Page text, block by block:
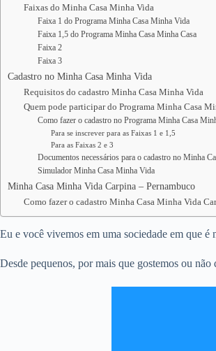
Faixas do Minha Casa Minha Vida
Faixa 1 do Programa Minha Casa Minha Vida
Faixa 1,5 do Programa Minha Casa Minha Casa
Faixa 2
Faixa 3
Cadastro no Minha Casa Minha Vida
Requisitos do cadastro Minha Casa Minha Vida
Quem pode participar do Programa Minha Casa
Como fazer o cadastro no Programa Minha Casa
Para se inscrever para as Faixas 1 e 1,5
Para as Faixas 2 e 3
Documentos necessários para o cadastro no Minha
Simulador Minha Casa Minha Vida
Minha Casa Minha Vida Carpina – Pernambuco
Como fazer o cadastro Minha Casa Minha Vida
Eu e você vivemos em uma sociedade em que
Desde pequenos, por mais que gostemos ou